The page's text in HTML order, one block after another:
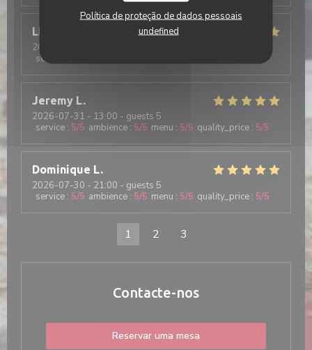
Política de proteção de dados pessoais
undefined
LE GRAET
2026-07-29
service
/5
Jeremy L
2026-07-31 - 13:00 - guests 5
service : 5/5 ambience : 5/5 menu : 5/5 quality_price : 5/5
Dominique L
2026-07-30 - 21:00 - guests 5
service : 5/5 ambience : 5/5 menu : 5/5 quality_price : 5/5
1 2 3
Contacte-nos
Reservar uma mesa